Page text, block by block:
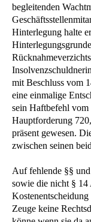
begleitenden
Hinterlegung halte
mit Beschluss vom
eine einmalige
sein Haftbefehl
Hauptforderung
präsent gewesen.
zwischen seinen
Auf fehlende §§
sowie die nicht § 14
Zeuge keine